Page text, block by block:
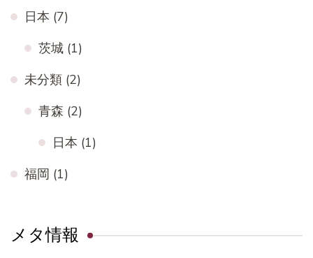
日本 (7)
茨城 (1)
未分類 (2)
青森 (2)
日本 (1)
福岡 (1)
メタ情報